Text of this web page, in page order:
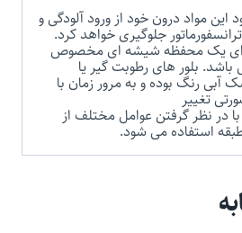
مواد درون خود از ورود آلودگی و
جلوگیری خواهد کرد.
یک محفظه شیشه ای مخصوص
بلور های رطوبت گیر یا
رنگ بوده و به مرور زمان با
تغییر
در نظر گرفتن عوامل مختلف از
استفاده می شود.